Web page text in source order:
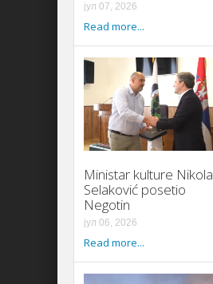
јул 07, 2026
Read more...
Ministar kulture Nikola
Selaković posetio
Negotin
јул 06, 2026
Read more...